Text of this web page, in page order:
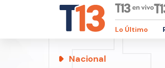
Lo Último
Nacional